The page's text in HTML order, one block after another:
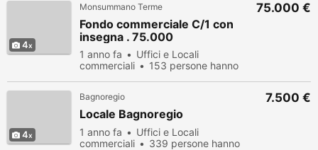
4
Monsummano Terme
Fondo commerciale C/1 con
insegna . 75.000
1 anno fa
Uffici e Locali
commerciali
153 persone hanno
75.000 €
4
Bagnoregio
Locale Bagnoregio
1 anno fa
Uffici e Locali
commerciali
339 persone hanno
7.500 €